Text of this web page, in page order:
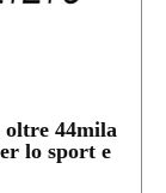
oltre 44mila
lo sport e